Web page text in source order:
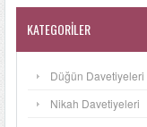
KATEGORILER
Düğün Davetiyeleri
Nikah Davetiyeleri